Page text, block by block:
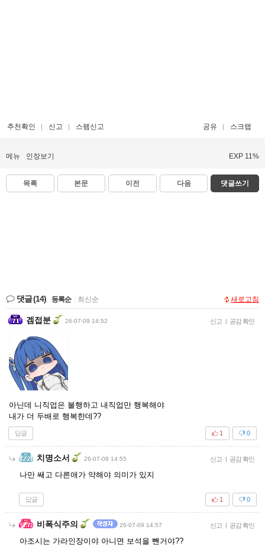
추천확인 신고 스팸신고 공유 스크랩
메뉴 인장보기 EXP 11%
목록 본문 이전 다음 댓글쓰기
댓글(14) 등록순 최신순 새로고침
겜접분 26-07-09 14:52 신고 | 공감 확인
아닌데 니직업은 불행하고 내직업만 행복해야
내가 더 두배로 행복한데??
답글 0
1
치명소서 26-07-09 14:55 신고 | 공감 확인
나만 쌔고 다른애가 약해야 의미가 있지
답글 0
1
비폭식주의 26-07-09 14:57 신고 | 공감 확인
아조시는 가라인장이야 아니면 보석을 뺀거야??